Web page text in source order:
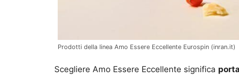
Prodotti della linea Amo Essere Eccellente Eurospin (inran.it)
Scegliere Amo Essere Eccellente significa